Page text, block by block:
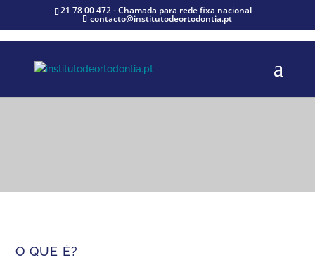
21 78 00 472 - Chamada para rede fixa nacional
contacto@institutodeortodontia.pt
O QUE É?